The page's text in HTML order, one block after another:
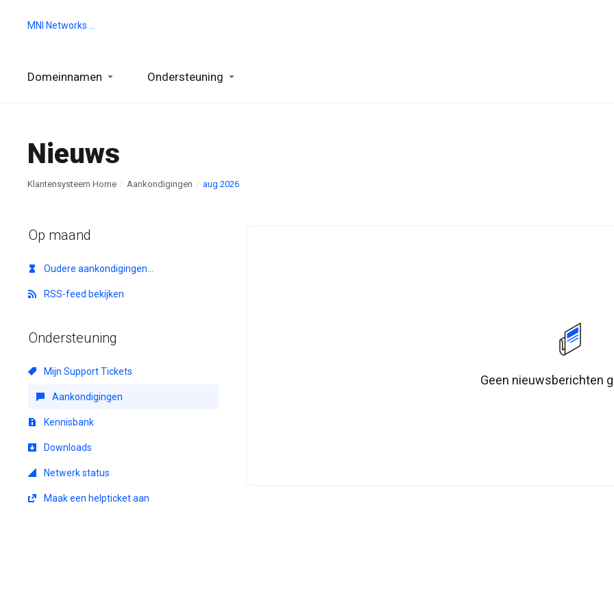
Domeinnamen Ondersteuning
Nieuws
Klantensysteem Home Aankondigingen aug 2026
Op maand
Oudere aankondigingen...
RSS-feed bekijken
Ondersteuning
Mijn Support Tickets
Aankondigingen
Kennisbank
Downloads
Netwerk status
Maak een helpticket aan
Geen nieuwsberichten